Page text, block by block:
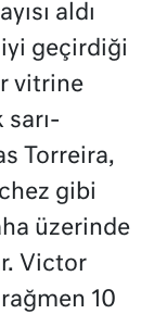
aldı
iyi geçirdiği
vitrine
Torreira,
gibi
üzerinde
Victor
rağmen 10